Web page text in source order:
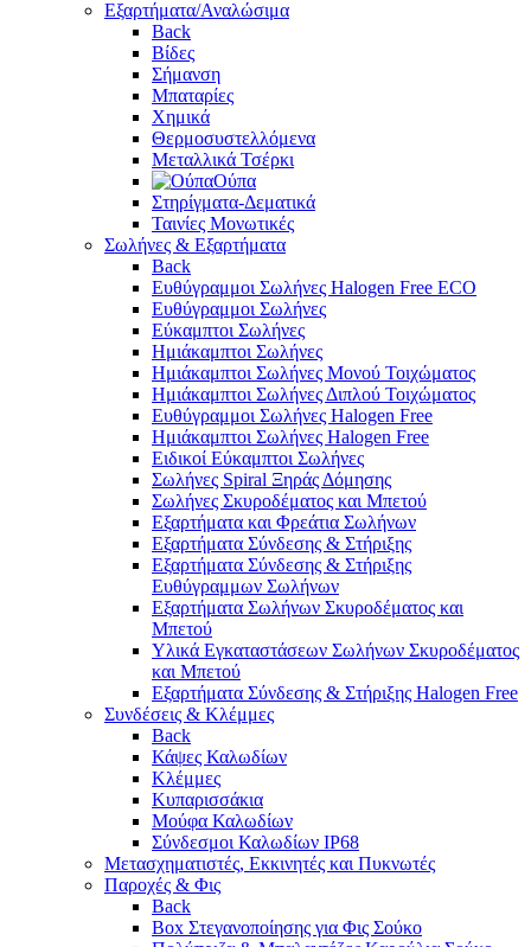
Εξαρτήματα/Αναλώσιμα
Back
Βίδες
Σήμανση
Μπαταρίες
Χημικά
Θερμοσυστελλόμενα
Μεταλλικά Τσέρκι
Ούπα
Στηρίγματα-Δεματικά
Ταινίες Μονωτικές
Σωλήνες & Εξαρτήματα
Back
Ευθύγραμμοι Σωλήνες Halogen Free ECO
Ευθύγραμμοι Σωλήνες
Εύκαμπτοι Σωλήνες
Ημιάκαμπτοι Σωλήνες
Ημιάκαμπτοι Σωλήνες Μονού Τοιχώματος
Ημιάκαμπτοι Σωλήνες Διπλού Τοιχώματος
Ευθύγραμμοι Σωλήνες Halogen Free
Ημιάκαμπτοι Σωλήνες Halogen Free
Ειδικοί Εύκαμπτοι Σωλήνες
Σωλήνες Spiral Ξηράς Δόμησης
Σωλήνες Σκυροδέματος και Μπετού
Εξαρτήματα και Φρεάτια Σωλήνων
Εξαρτήματα Σύνδεσης & Στήριξης
Εξαρτήματα Σύνδεσης & Στήριξης
Ευθύγραμμων Σωλήνων
Εξαρτήματα Σωλήνων Σκυροδέματος και
Μπετού
Υλικά Εγκαταστάσεων Σωλήνων Σκυροδέματος
και Μπετού
Εξαρτήματα Σύνδεσης & Στήριξης Halogen Free
Συνδέσεις & Κλέμμες
Back
Κάψες Καλωδίων
Κλέμμες
Κυπαρισσάκια
Μούφα Καλωδίων
Σύνδεσμοι Καλωδίων IP68
Μετασχηματιστές, Εκκινητές και Πυκνωτές
Παροχές & Φις
Back
Box Στεγανοποίησης για Φις Σούκο